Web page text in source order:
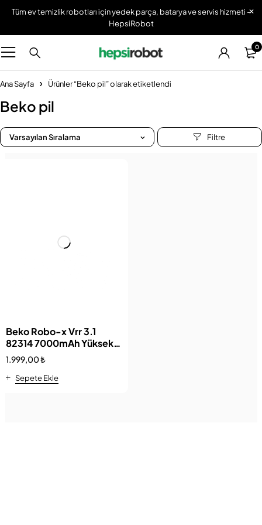
Tüm ev temizlik robotları için yedek parça, batarya ve servis hizmeti -
HepsiRobot
0
Ana Sayfa Ürünler “Beko pil” olarak etiketlendi
Beko pil
Varsayılan Sıralama
Beko Robo-x Vrr 3.1
82314 7000mAh Yüksek
Kapasite Pil Batarya
1.999,00₺
Sepete Ekle